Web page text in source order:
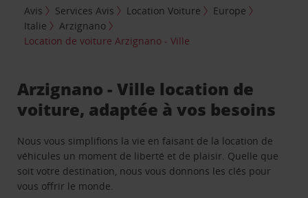
Avis Services Avis Location Voiture
Europe
Italie
Arzignano
Location de voiture Arzignano - Ville
Arzignano - Ville location de
voiture, adaptée à vos besoins
Nous vous simplifions la vie en faisant de la location de
véhicules un moment de liberté et de plaisir. Quelle que
soit votre destination, nous vous donnons les clés pour
vous offrir le monde.